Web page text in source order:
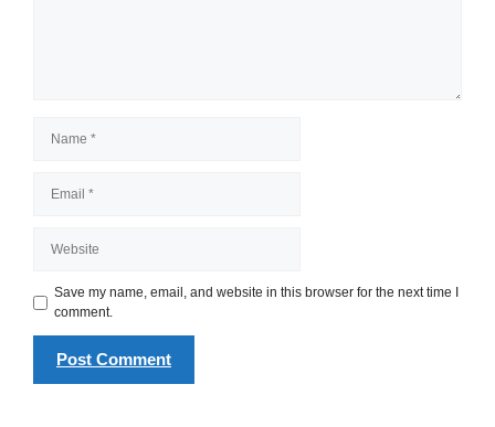
Save my name, email, and website in this browser for the next time I
comment.